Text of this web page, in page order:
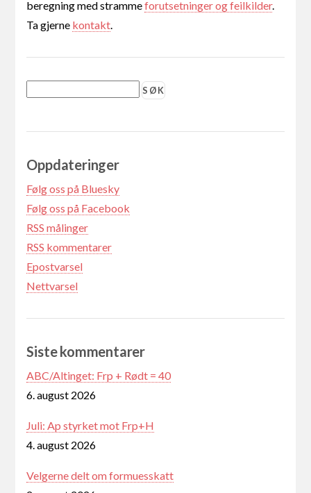
beregning med strammeforutsetninger og feilkilder.
Ta gjerne kontakt.
Oppdateringer
Følg oss på Bluesky
Følg oss på Facebook
RSS målinger
RSS kommentarer
Epostvarsel
Nettvarsel
Siste kommentarer
ABC/Altinget: Frp + Rødt = 40
6. august 2026
Juli: Ap styrket mot Frp+H
4. august 2026
Velgerne delt om formuesskatt